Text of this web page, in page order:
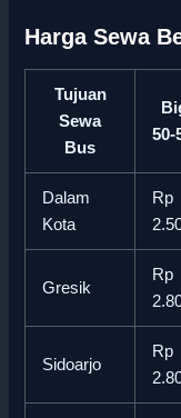
Harga Sewa
Tujuan
Sewa
Bus
50-
Dalam
Kota
Rp
Gresik
Rp
Sidoarjo
Rp